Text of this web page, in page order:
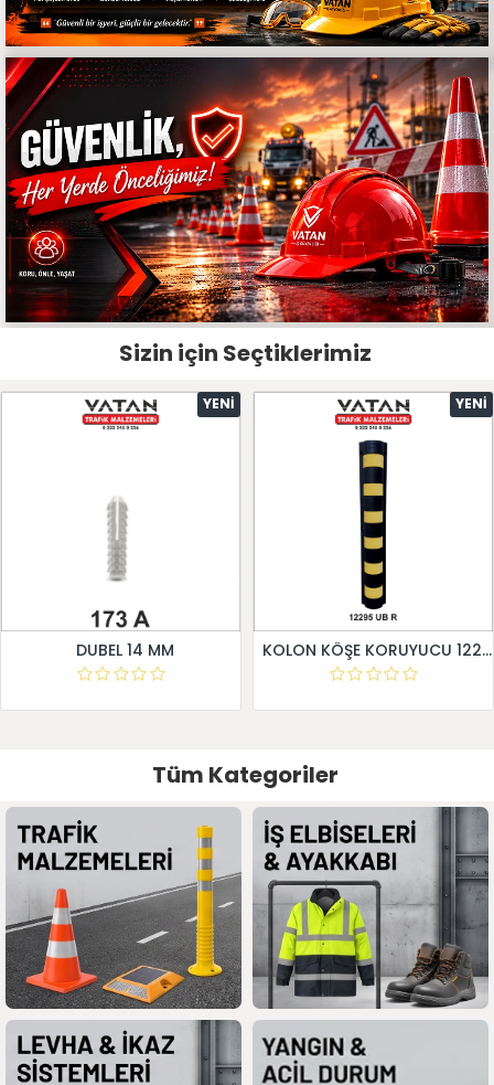
Sizin için Seçtiklerimiz
YENI
DUBEL 14 MM
YENI
KOLON KÖŞE KORUYUCU 12295 UB R
Tüm Kategoriler